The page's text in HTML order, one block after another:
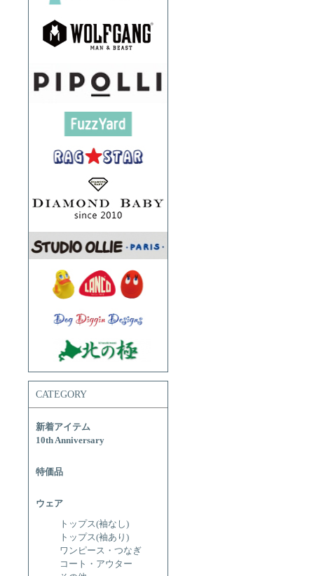
CATEGORY
新着アイテム
10th Anniversary
特価品
ウェア
トップス(袖なし)
トップス(袖あり)
ワンピース・つなぎ
コート・アウター